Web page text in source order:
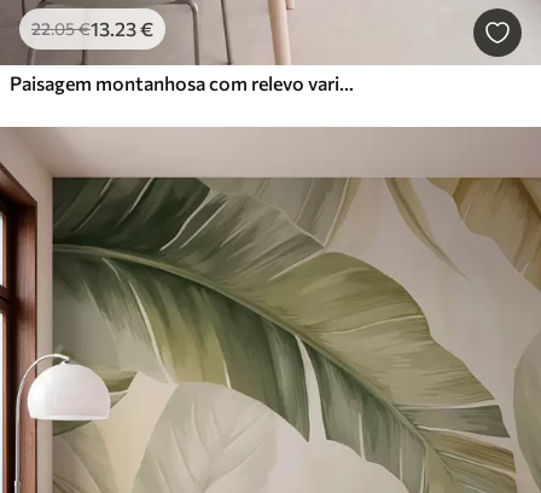
22.05€13.23€
Paisagem montanhosa com relevo variado